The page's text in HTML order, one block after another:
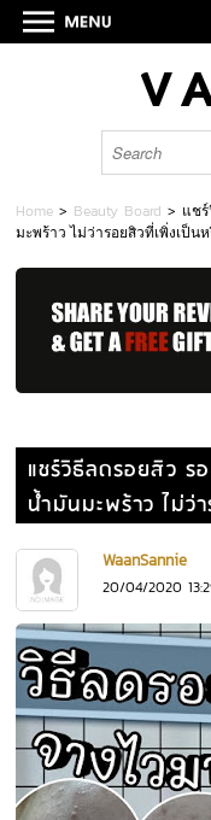
Home > Beauty Board > แช
มะพร้าว ไม่ว่ารอยสิวที่เพิ่งเป็น
แชร์วิธีลดรอยสิว ร
น้ำมันมะพร้าว ไม่ว่
WaanSannie
20/04/2020